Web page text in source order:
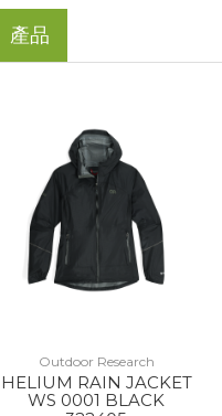
產品
Outdoor Research
HELIUM RAIN JACKET
WS 0001 BLACK